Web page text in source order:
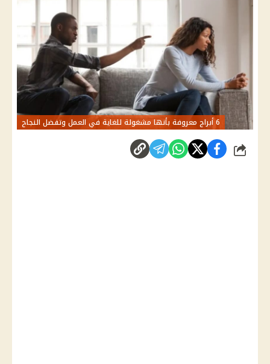
6 أبراج معروفة بأنها مشغولة للغاية في العمل وتفضل النجاح
شارك